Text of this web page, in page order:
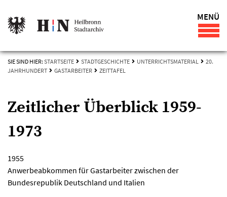
MENÜ
SIE SIND HIER: STARTSEITE STADTGESCHICHTE UNTERRICHTSMATERIAL
20.
JAHRHUNDERT
GASTARBEITER ZEITTAFEL
Zeitlicher Überblick 1959-
1973
1955
Anwerbeabkommen für Gastarbeiter zwischen der
Bundesrepublik Deutschland und Italien